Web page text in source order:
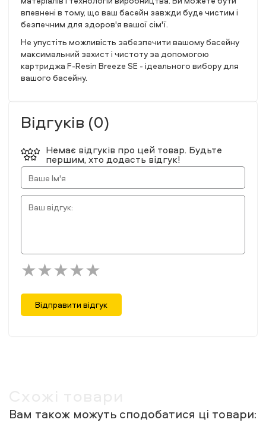
впевнені в тому, що ваш басейн завжди буде чистим і
безпечним для здоров'я вашої сім'ї.
Не упустіть можливість забезпечити вашому басейну
максимальний захист і чистоту за допомогою
картриджа F-Resin Breeze SE - ідеального вибору для
вашого басейну.
Відгуків (0)
Немає відгуків про цей товар. Будьте
першим, хто додасть відгук!
Відправити відгук
Вам також можуть сподобатися ці товари: